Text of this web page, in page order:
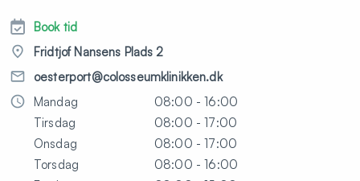
Book tid
Fridtjof Nansens Plads 2
oesterport@colosseumklinikken.dk
Mandag
08:00 - 16:00
Tirsdag
08:00 - 17:00
Onsdag
08:00 - 17:00
Torsdag
08:00 - 16:00